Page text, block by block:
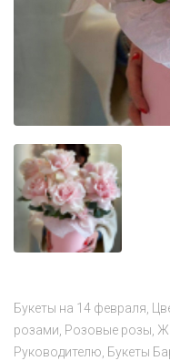
Букеты на 14 февраля
розами Розовые розы
Руководителю Букеты